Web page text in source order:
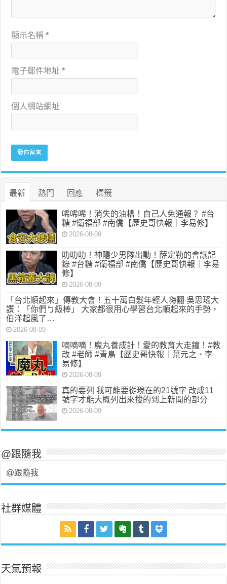
顯示名稱*
電子郵件地址*
個人網站網址
最新 熱門 回應 標籤
唏唏唏！消失的油槽！自己人免通報？ #台
糖 #衛福部 #南僑【歷史哥快報｜李易修】
2026-08-09
叻叻叻！神隱少男隊出動！薛定勒的會議記
錄 #台糖 #衛福部 #南僑【歷史哥快報｜李易
修】
2026-08-09
「台北順起來」傳教大會！五十萬白髮年輕人嗨翻 吳思瑤大
讚：「你們ㄅ級棒」 大家都很用心學習台北順起來的手勢，
伯洋起風了…
2026-08-09
嘀嘀嘀！魔丸養成計！愛的教育大走鐘！#教
改 #老師 #青鳥【歷史哥快報｜葉元之、李
易修】
2026-08-09
真的要列 我可能要從現在的21號字 改成11
號字才能大概列出來搜的到上新聞的部分
2026-08-09
@跟隨我
@跟隨我
社群媒體
天氣預報